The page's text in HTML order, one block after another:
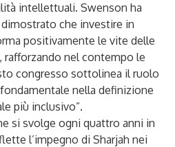
intellettuali. Swenson ha
dimostrato che investire in
positivamente le vite delle
rafforzando nel contempo le
congresso sottolinea il ruolo
nella definizione
più inclusivo”.
si svolge ogni quattro anni in
l’impegno di Sharjah nei